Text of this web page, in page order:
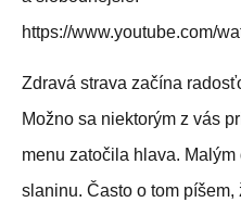
https://www.youtube.com/
Zdravá strava začína
Možno sa niektorým z vás
menu zatočila hlava.
slaninu. Často o tom píšem,